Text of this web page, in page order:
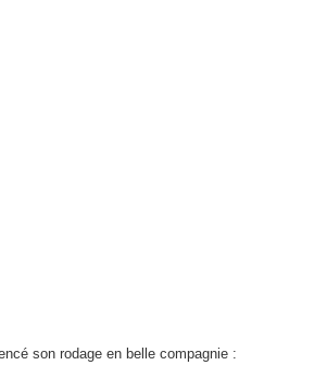
son rodage en belle compagnie :